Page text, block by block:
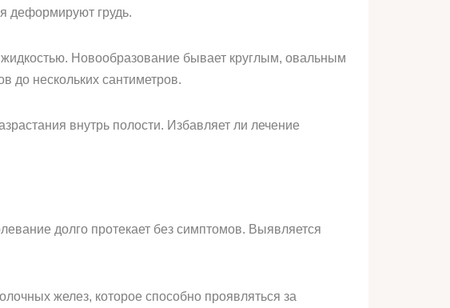
деформируют грудь.
жидкостью. Новообразование бывает круглым, овальным
до нескольких сантиметров.
внутрь полости. Избавляет ли лечение
долго протекает без симптомов. Выявляется
желез, которое способно проявляться за